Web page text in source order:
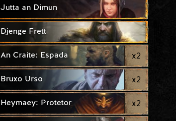
Jutta an Dimun
Djenge Frett
An Craite: Espada x2
Bruxo Urso x2
Heymaey: Protetor x2